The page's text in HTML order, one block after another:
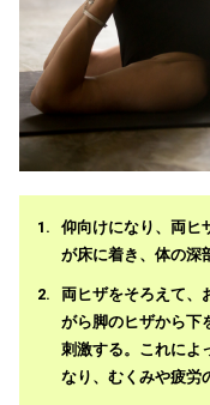
仰向けになり、両ヒ
が床に着き、体の深
両ヒザをそろえて、
がら脚のヒザから下
刺激する。これによ
なり、むくみや疲労